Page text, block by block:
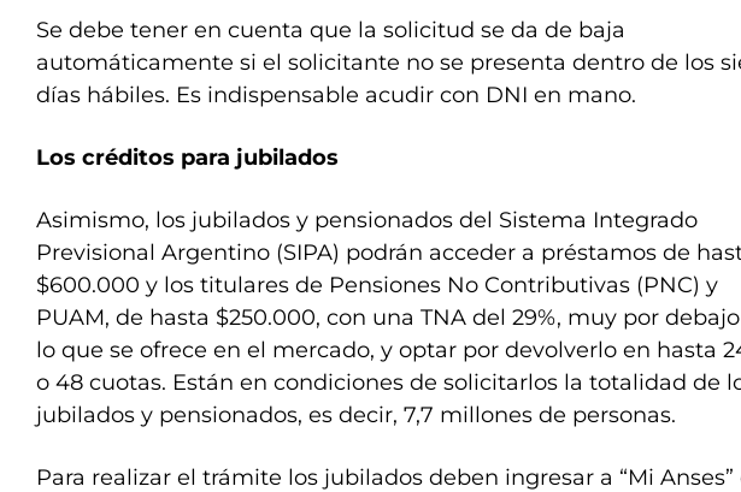
Se debe tener en cuenta que la solicitud se da de baja
automáticamente si el solicitante no se presenta dentro de los
días hábiles. Es indispensable acudir con DNI en mano.
Los créditos para jubilados
Asimismo, los jubilados y pensionados del Sistema Integrado
Previsional Argentino (SIPA) podrán acceder a préstamos de
$600.000 y los titulares de Pensiones No Contributivas (PNC) y
PUAM, de hasta $250.000, con una TNA del 29%, muy por
lo que se ofrece en el mercado, y optar por devolverlo en hasta
o 48 cuotas. Están en condiciones de solicitarlos la totalidad de
jubilados y pensionados, es decir, 7,7 millones de personas.
Para realizar el trámite los jubilados deben ingresar a “Mi Anses”